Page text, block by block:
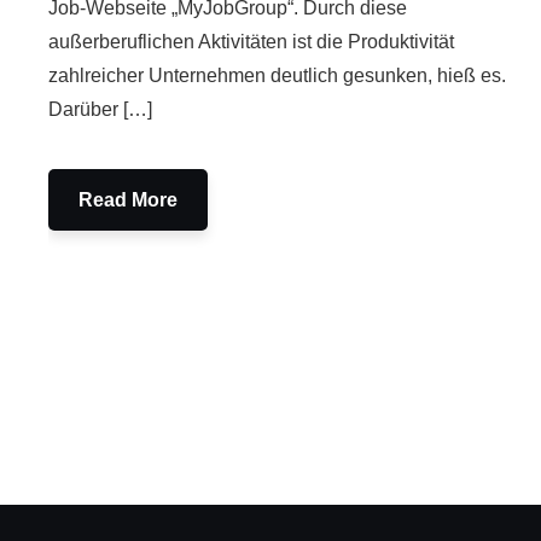
Job-Webseite „MyJobGroup“. Durch diese
außerberuflichen Aktivitäten ist die Produktivität
zahlreicher Unternehmen deutlich gesunken, hieß es.
Darüber […]
Read More